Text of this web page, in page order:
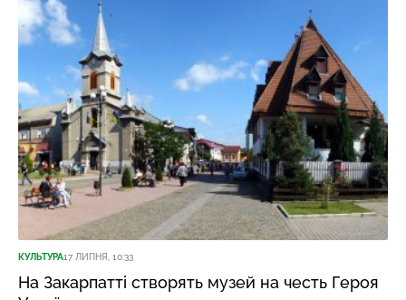
КУЛЬТУРА17 ЛИПНЯ, 10:33
На Закарпатті створять музей на честь Героя